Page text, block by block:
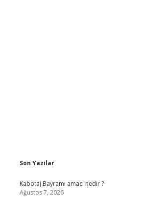
Sidebar
Son Yazılar
Kabotaj Bayramı amacı nedir ?
Ağustos 7, 2026
ilbetvd casino giriş